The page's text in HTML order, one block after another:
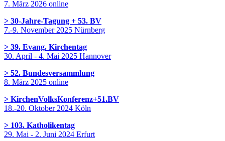
7. März 2026 online
> 30-Jahre-Tagung + 53. BV
7.-9. November 2025 Nürnberg
> 39. Evang. Kirchentag
30. April - 4. Mai 2025 Hannover
> 52. Bundesversammlung
8. März 2025 online
> KirchenVolksKonferenz+51.BV
18.-20. Oktober 2024 Köln
> 103. Katholikentag
29. Mai - 2. Juni 2024 Erfurt